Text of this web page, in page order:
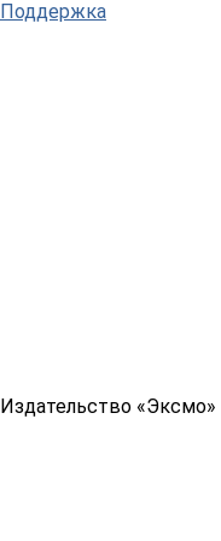
Поддержка
Издательство «Эксмо»